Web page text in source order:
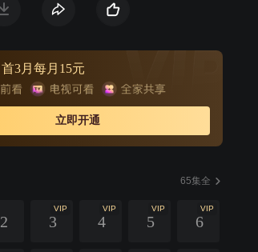
首3月每月15元
立即开通
65集全
2
VIP
3
VIP
4
VIP
5
VIP
6